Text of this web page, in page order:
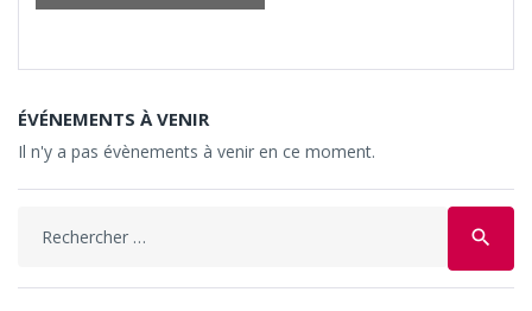
ÉVÉNEMENTS À VENIR
Il n'y a pas évènements à venir en ce moment.
search